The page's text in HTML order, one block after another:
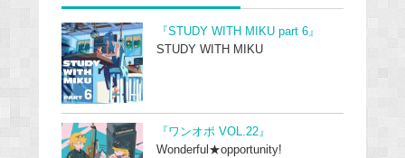
『STUDY WITH MIKU part 6』
STUDY WITH MIKU
『ワンオポ VOL.22』
Wonderful★opportunity!